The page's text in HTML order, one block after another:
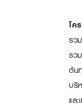
โค
รว
รว
ต้น
บริ
แล